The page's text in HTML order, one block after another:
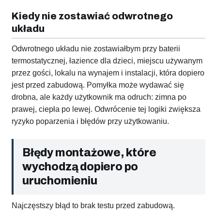
Kiedy nie zostawiać odwrotnego
układu
Odwrotnego układu nie zostawiałbym przy baterii
termostatycznej, łazience dla dzieci, miejscu używanym
przez gości, lokalu na wynajem i instalacji, która dopiero
jest przed zabudową. Pomyłka może wydawać się
drobna, ale każdy użytkownik ma odruch: zimna po
prawej, ciepła po lewej. Odwrócenie tej logiki zwiększa
ryzyko poparzenia i błędów przy użytkowaniu.
Błędy montażowe, które
wychodzą dopiero po
uruchomieniu
Najczęstszy błąd to brak testu przed zabudową.